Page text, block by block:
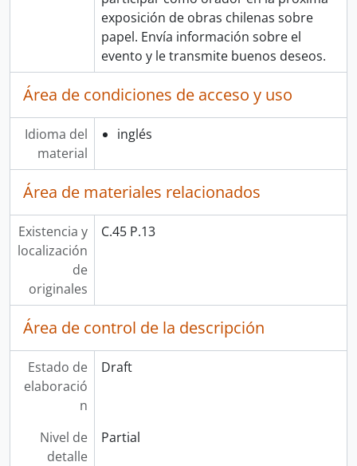
exposición de obras chilenas sobre
papel. Envía información sobre el
evento y le transmite buenos deseos.
Área de condiciones de acceso y uso
Idioma del
material
inglés
Área de materiales relacionados
Existencia y
localización
de
originales
C.45 P.13
Área de control de la descripción
Estado de
elaboració
n
Draft
Nivel de
detalle
Partial